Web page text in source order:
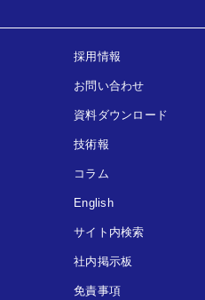
採用情報
お問い合わせ
資料ダウンロード
技術報
コラム
English
サイト内検索
社内掲示板
免責事項